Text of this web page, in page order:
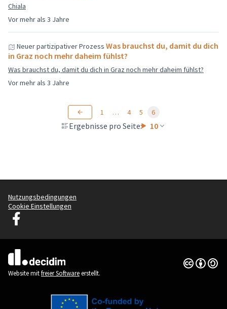
Vor mehr als 3 Jahre
Chiala
Vor mehr als 3 Jahre
Neuer partizipativer Prozess Was brauchst du, damit du dich
in Graz noch mehr daheim fühlst?
Was brauchst du, damit du dich in Graz noch mehr daheim fühlst?
Ergebnisse pro Seite: 10
1 … 4 5 6
Nutzungsbedingungen
Cookie Einstellungen
Graz Gemeinsam Gestalten auf Facebook
(Externer Link)
Website mitfreier Softwareerstellt.
Creative
(Externer